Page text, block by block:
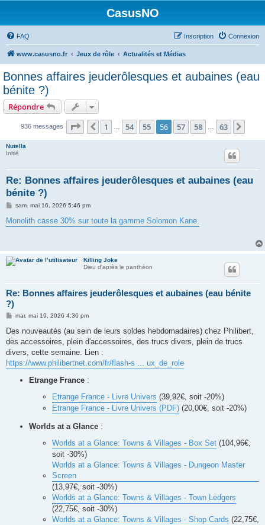
CasusNO
FAQ Connexion
Inscription
www.casusno.fr Jeux de rôle Actualités et Médias
Bonnes affaires jeuderôlesques et aubaines (eau
bénite ?)
Répondre
936 messages Page 56 sur 63
Précédent
1 54 55 56 57 58 63
Nutella
Initié
Re: Bonnes affaires jeuderôlesques et aubaines (eau
bénite ?)
M
s
s
sam. mai 16, 2026 5:46 pm
Monolith casse 30% sur toute la gamme Solomon Kane.
Killing Joke
Dieu d'après le panthéon
Re: Bonnes affaires jeuderôlesques et aubaines (eau bénite
?)
M
s
a
g
mar. mai 19, 2026 4:36 pm
Des nouveautés (au sein de leurs soldes hebdomadaires) chez Philibert,
des accessoires, plein d'accessoires, des trucs divers, plein de trucs
divers, cette semaine. Lien :
https://www.philibertnet.com/fr/flash-s ... ux_de_role
Etrange France :
Etrange France - Livre Univers (39,92€, soit -20%)
Etrange France - Livre Univers (PDF) (20,00€, soit -20%)
Worlds at a Glance :
Worlds at a Glance: Towns & Villages - Box Set (104,96€,
soit -30%)
Worlds at a Glance: Towns & Villages - Dungeon Master
Screen
(13,97€, soit -30%)
Worlds at a Glance: Towns & Villages - Town Ledgers
(22,75€, soit -30%)
Worlds at a Glance: Towns & Villages - Shop Cards (22,75€,